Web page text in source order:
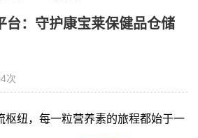
台：守护康宝莱保健品仓储
次
纽，每一粒营养素的旅程都始于一